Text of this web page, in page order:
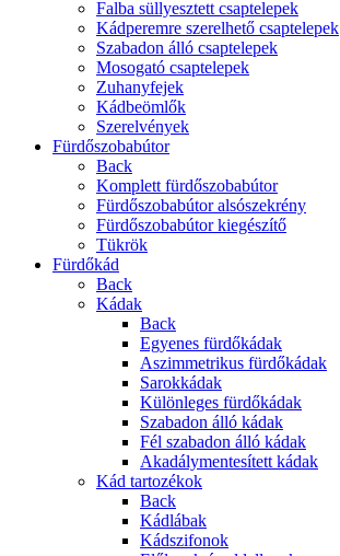
Falba süllyesztett csaptelepek
Kádperemre szerelhető csaptelepek
Szabadon álló csaptelepek
Mosogató csaptelepek
Zuhanyfejek
Kádbeömlők
Szerelvények
Fürdőszobabútor
Back
Komplett fürdőszobabútor
Fürdőszobabútor alsószekrény
Fürdőszobabútor kiegészítő
Tükrök
Fürdőkád
Back
Kádak
Back
Egyenes fürdőkádak
Aszimmetrikus fürdőkádak
Sarokkádak
Különleges fürdőkádak
Szabadon álló kádak
Fél szabadon álló kádak
Akadálymentesített kádak
Kád tartozékok
Back
Kádlábak
Kádszifonok